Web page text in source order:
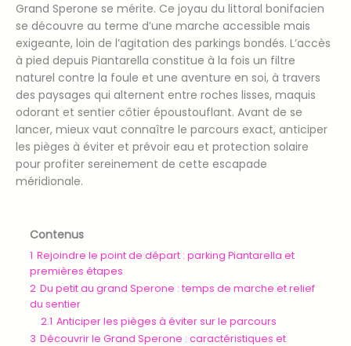
Grand Sperone se mérite. Ce joyau du littoral bonifacien
se découvre au terme d’une marche accessible mais
exigeante, loin de l’agitation des parkings bondés. L’accès
à pied depuis Piantarella constitue à la fois un filtre
naturel contre la foule et une aventure en soi, à travers
des paysages qui alternent entre roches lisses, maquis
odorant et sentier côtier époustouflant. Avant de se
lancer, mieux vaut connaître le parcours exact, anticiper
les pièges à éviter et prévoir eau et protection solaire
pour profiter sereinement de cette escapade
méridionale.
Contenus
1 Rejoindre le point de départ : parking Piantarella et
premières étapes
2 Du petit au grand Sperone : temps de marche et relief
du sentier
2.1 Anticiper les pièges à éviter sur le parcours
3 Découvrir le Grand Sperone : caractéristiques et